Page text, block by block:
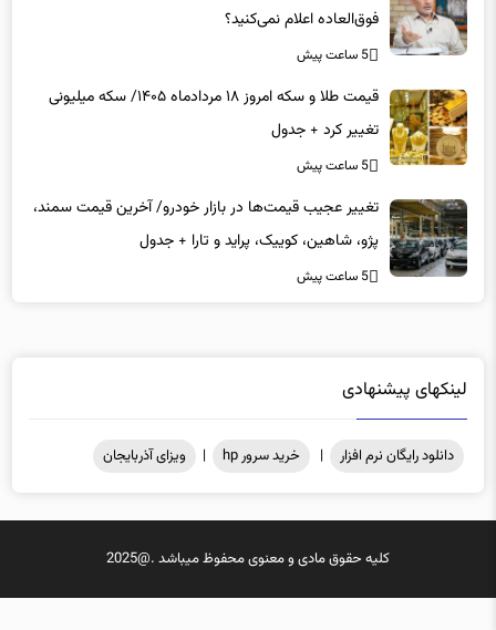
فوق‌العاده اعلام نمی‌کنید؟
5 ساعت پیش
قیمت طلا و سکه امروز ۱۸ مردادماه ۱۴۰۵/ سکه میلیونی
تغییر کرد + جدول
5 ساعت پیش
تغییر عجیب قیمت‌ها در بازار خودرو/ آخرین قیمت سمند،
پژو، شاهین، کوییک، پراید و تارا + جدول
5 ساعت پیش
لینکهای پیشنهادی
دانلود رایگان نرم افزار | خرید سرور hp | ویزای آذربایجان
کلیه حقوق مادی و معنوی محفوظ میباشد .@2025